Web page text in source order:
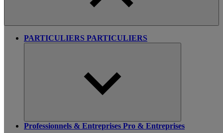
PARTICULIERS PARTICULIERS
Professionnels & Entreprises Pro & Entreprises